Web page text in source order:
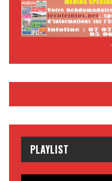
PLAYLIST